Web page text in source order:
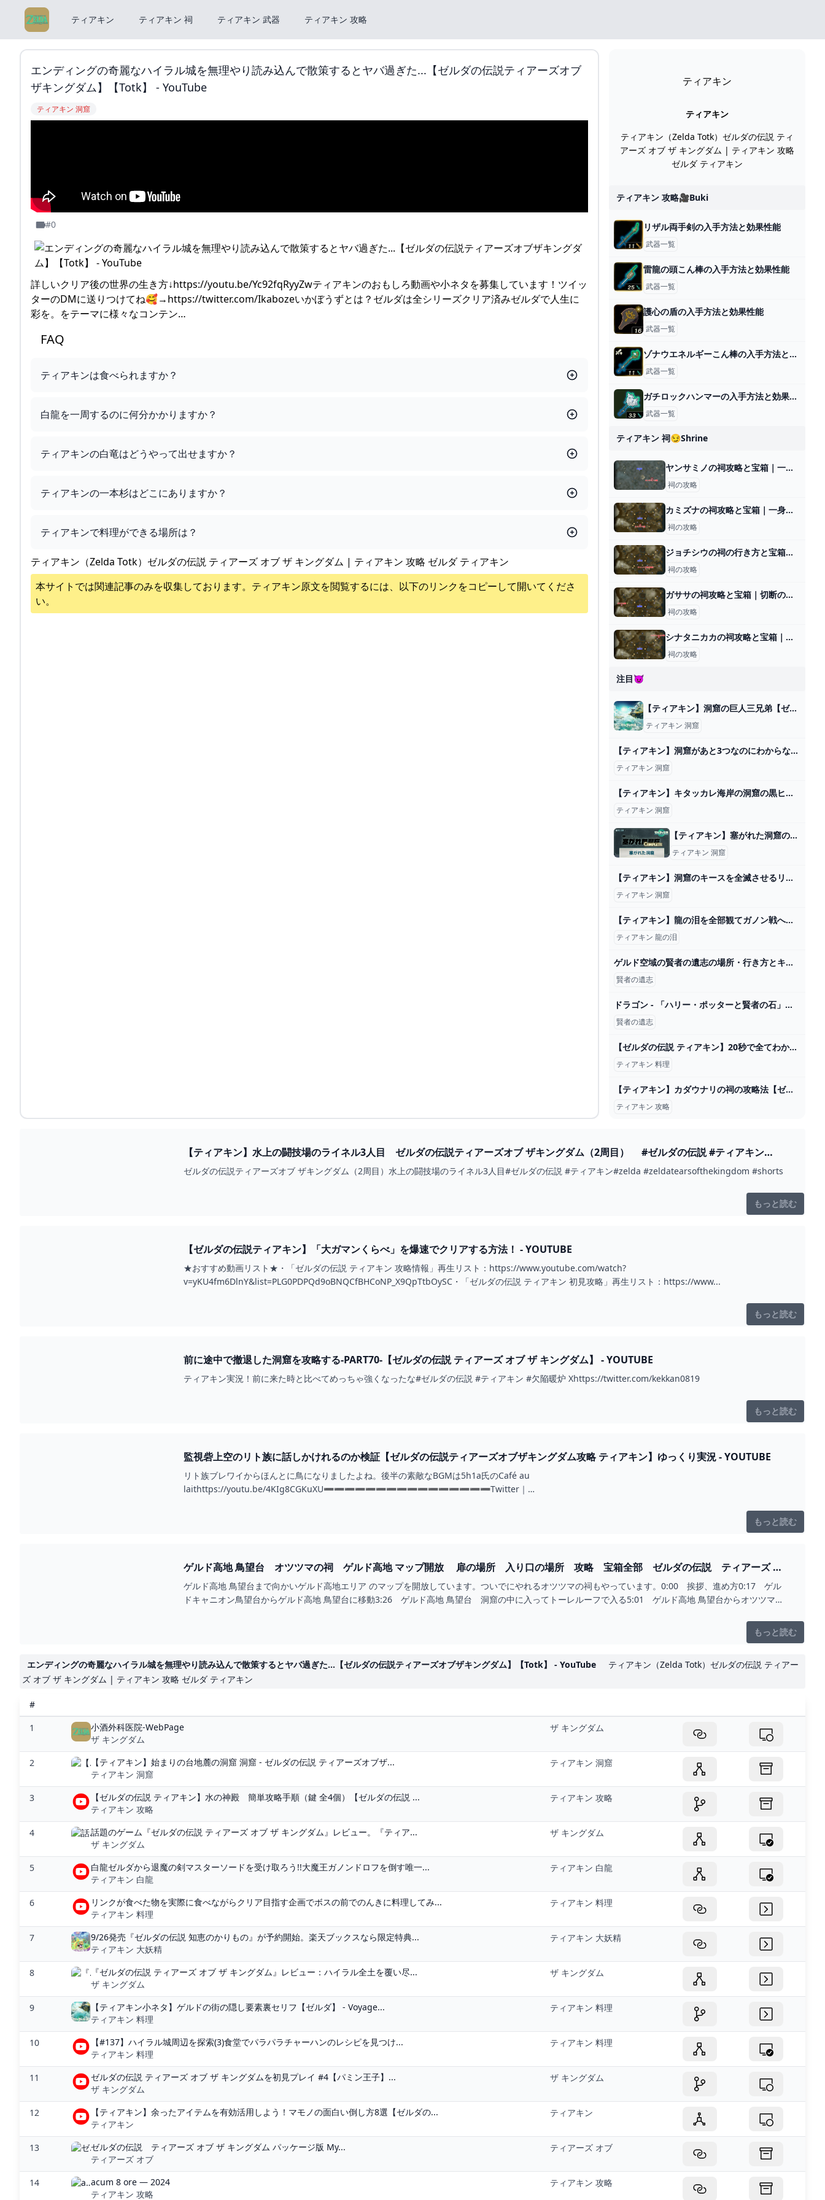
ティアキン ティアキン 祠 ティアキン 武器 ティアキン 攻略
エンディングの奇麗なハイラル城を無理やり読み込んで散策するとヤバ過ぎた...【ゼルダの伝説ティアーズオブ
ザキングダム】【Totk】 - YouTube
ティアキン 洞窟
#0
詳しいクリア後の世界の生き方↓https://youtu.be/Yc92fqRyyZwティアキンのおもしろ動画や小ネタを募集しています！ツイッ
ターのDMに送りつけてね🥰→https://twitter.com/Ikabozeいかぼうずとは？ゼルダは全シリーズクリア済みゼルダで人生に
彩を。をテーマに様々なコンテン…
FAQ
ティアキンは食べられますか？
白龍を一周するのに何分かかりますか？
ティアキンの白竜はどうやって出せますか？
ティアキンの一本杉はどこにありますか？
ティアキンで料理ができる場所は？
ティアキン（Zelda Totk）ゼルダの伝説 ティアーズ オブ ザ キングダム | ティアキン 攻略 ゼルダ ティアキン
本サイトでは関連記事のみを収集しております。 ティアキン原文を閲覧するには、以下のリンクをコピーして開いてくださ
い。
ティアキン
ティアキン
ティアキン（Zelda Totk）ゼルダの伝説 ティ
アーズ オブ ザ キングダム | ティアキン 攻略
ゼルダ ティアキン
ティアキン 攻略🎥buki
リザル両手剣の入手方法と効果性能
武器一覧
雷龍の頭こん棒の入手方法と効果性能
武器一覧
護心の盾の入手方法と効果性能
武器一覧
ゾナウエネルギーこん棒の入手方法と効果性能
武器一覧
ガチロックハンマーの入手方法と効果性能
武器一覧
ティアキン 祠😏shrine
ヤンサミノの祠攻略と宝箱｜一身の戦い 重力
祠の攻略
カミズナの祠攻略と宝箱｜一身の戦い 初等
祠の攻略
ジョチシウの祠の行き方と宝箱｜ラウルの祝福
祠の攻略
ガササの祠攻略と宝箱｜切断のタイミング
祠の攻略
シナタニカカの祠攻略と宝箱｜難しい時の対処法
祠の攻略
注目😈
【ティアキン】洞窟の巨人三兄弟【ゼルダの伝説 ティアーズオブザキングダム】 hyperWiki
ティアキン 洞窟
【ティアキン】洞窟があと3つなのにわからない件…見つけづらかった洞窟ってどこかある？【ティアーズオブザキングダム】 ゼルダの伝説ティアーズオブザキングダム(ティアキン)攻略まとめ-コログ速報
ティアキン 洞窟
【ティアキン】キタッカレ海岸の洞窟の黒ヒノックス ゼルダの伝説ティアーズ オブ ザ キングダム（2周目） #ゼルダの伝説 #ティアキン #zelda #shorts - YouTube
ティアキン 洞窟
【ティアキン】塞がれた洞窟の発生場所とやり方【ゼルダの伝説ティアーズオブザキングダム】 - 神ゲー攻略
ティアキン 洞窟
【ティアキン】洞窟のキースを全滅させるリンク【ゼルダの伝説 ティアーズ オブ ザ キングダム】 - YouTube
ティアキン 洞窟
【ティアキン】龍の泪を全部観てガノン戦への気持ちを高める回 #54 【初見顔出し実況プレイ】 - YouTube
ティアキン 龍の泪
ゲルド空域の賢者の遺志の場所・行き方とキンググリオーク攻略！ - YouTube
賢者の遺志
ドラゴン - 「ハリー・ポッターと賢者の石」の生物 ｜ 映画スクエア
賢者の遺志
【ゼルダの伝説 ティアキン】20秒で全てわかる『料理レシピ』全228種類の一覧表【攻略/実況/評価/レビュー/海外の反応/考察/トレーラー/映像/ティアーズオブザキングダム】 - YouTube
ティアキン 料理
【ティアキン】カダウナリの祠の攻略法【ゼルダの伝説】 - YouTube
ティアキン 攻略
【ティアキン】水上の闘技場のライネル3人目 ゼルダの伝説ティアーズオブ ザキングダム（2周目） #ゼルダの伝説 #ティアキン
#ZELDA #SHORTS - YOUTUBE
ゼルダの伝説ティアーズオブ ザキングダム（2周目）水上の闘技場のライネル3人目#ゼルダの伝説 #ティアキン#zelda #zeldatearsofthekingdom #shorts
もっと読む
【ゼルダの伝説ティアキン】「大ガマンくらべ」を爆速でクリアする方法！ - YOUTUBE
★おすすめ動画リスト★・「ゼルダの伝説 ティアキン 攻略情報」再生リスト：https://www.youtube.com/watch?
v=yKU4fm6DlnY&list=PLG0PDPQd9oBNQCfBHCoNP_X9QpTtbOySC・「ゼルダの伝説 ティアキン 初見攻略」再生リスト：https://www...
もっと読む
前に途中で撤退した洞窟を攻略する-PART70-【ゼルダの伝説 ティアーズ オブ ザ キングダム】 - YOUTUBE
ティアキン実況！前に来た時と比べてめっちゃ強くなったな#ゼルダの伝説 #ティアキン #欠陥暖炉 Xhttps://twitter.com/kekkan0819
もっと読む
監視砦上空のリト族に話しかけれるのか検証【ゼルダの伝説ティアーズオブザキングダム攻略 ティアキン】ゆっくり実況 - YOUTUBE
リト族ブレワイからほんとに鳥になりましたよね。後半の素敵なBGMは5h1a氏のCafé au
laithttps://youtu.be/4KIg8CGKuXU➖➖➖➖➖➖➖➖➖➖➖➖➖➖➖➖Twitter｜
もっと読む
ゲルド高地 鳥望台 オツツマの祠 ゲルド高地 マップ開放 扉の場所 入り口の場所 攻略 宝箱全部 ゼルダの伝説 ティアーズ オ
ブ ザ キングダム ティアキン㊲ - YOUTUBE
ゲルド高地 鳥望台まで向かいゲルド高地エリア のマップを開放しています。ついでにやれるオツツマの祠もやっています。0:00 挨拶、進め方0:17 ゲル
ドキャニオン鳥望台からゲルド高地 鳥望台に移動3:26 ゲルド高地 鳥望台 洞窟の中に入ってトーレルーフで入る5:01 ゲルド高地 鳥望台からオツツマの
もっと読む
エンディングの奇麗なハイラル城を無理やり読み込んで散策するとヤバ過ぎた...【ゼルダの伝説ティアーズオブザキングダム】【Totk】 - YouTube
ティアキン（Zelda Totk）ゼルダの伝説 ティアー
ズ オブ ザ キングダム | ティアキン 攻略 ゼルダ ティアキン
#
1
小酒外科医院-WebPage
ザ キングダム
ザ キングダム
2
【ティアキン】始まりの台地麓の洞窟 洞窟 - ゼルダの伝説 ティアーズオブザ...
ティアキン 洞窟
ティアキン 洞窟
3
【ゼルダの伝説 ティアキン】水の神殿 簡単攻略手順（鍵 全4個）【ゼルダの伝説 ...
ティアキン 攻略
ティアキン 攻略
4
話題のゲーム『ゼルダの伝説 ティアーズ オブ ザ キングダム』レビュー。『ティア...
ザ キングダム
ザ キングダム
5
白龍ゼルダから退魔の剣マスターソードを受け取ろう!!大魔王ガノンドロフを倒す唯一...
ティアキン 白龍
ティアキン 白龍
6
リンクが食べた物を実際に食べながらクリア目指す企画でボスの前でのんきに料理してみ...
ティアキン 料理
ティアキン 料理
7
9/26発売『ゼルダの伝説 知恵のかりもの』が予約開始。楽天ブックスなら限定特典...
ティアキン 大妖精
ティアキン 大妖精
8
『ゼルダの伝説 ティアーズ オブ ザ キングダム』レビュー：ハイラル全土を覆い尽...
ザ キングダム
ザ キングダム
9
【ティアキン小ネタ】ゲルドの街の隠し要素裏セリフ【ゼルダ】 - Voyage...
ティアキン 料理
ティアキン 料理
10
【#137】ハイラル城周辺を探索(3)食堂でパラパラチャーハンのレシピを見つけ...
ティアキン 料理
ティアキン 料理
11
ゼルダの伝説 ティアーズ オブ ザ キングダムを初見プレイ #4【パミン王子】...
ザ キングダム
ザ キングダム
12
【ティアキン】余ったアイテムを有効活用しよう！マモノの面白い倒し方8選【ゼルダの...
ティアキン
ティアキン
13
ゼルダの伝説 ティアーズ オブ ザ キングダム パッケージ版 My...
ティアーズ オブ
ティアーズ オブ
14
acum 8 ore — 2024
ティアキン 攻略
ティアキン 攻略